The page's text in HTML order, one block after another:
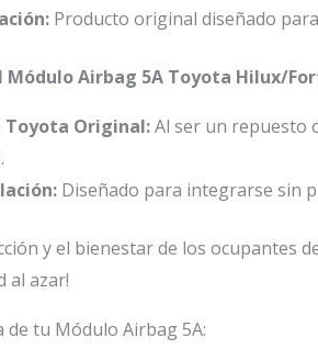
Producto original diseñado
Módulo Airbag 5A Toyota Hilux/
Toyota Original:Al ser un repuesto
Diseñado para integrarse sin
y el bienestar de los ocupantes
al azar!
de tu Módulo Airbag 5A: